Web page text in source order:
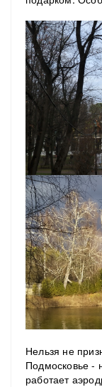
Нельзя не
Подмосковье -
работает